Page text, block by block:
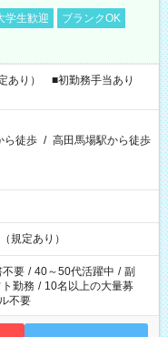
学生歓迎
ブランクOK
あり） ■初勤務手当あり
ら徒歩 / 高田馬場駅から徒歩
規定あり）
不要 / 40～50代活躍中 / 副
勤務 / 10名以上の大量募
不要